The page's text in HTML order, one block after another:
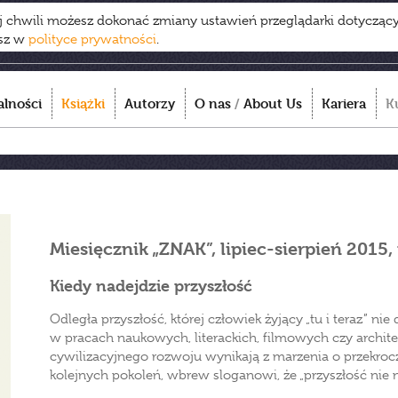
chwili możesz dokonać zmiany ustawień przeglądarki
w polityce prywatności.
Książki Autorzy O nas / About Us Kariera
Miesięcznik „ZNAK”, lipiec-sierpień
Kiedy nadejdzie przyszłość
Odległa przyszłość, której człowiek żyjący „tu i teraz”
w pracach naukowych, literackich, filmowych czy
cywilizacyjnego rozwoju wynikają z marzenia o
kolejnych pokoleń, wbrew sloganowi, że „przyszłość nie